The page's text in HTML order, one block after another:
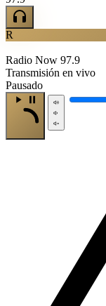
R
Radio Now 97.9
Transmisión en vivo
Pausado